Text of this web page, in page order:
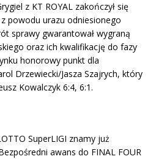
z KT ROYAL zakończył się
powodu urazu odniesionego
sprawy gwarantował wygraną
oraz ich kwalifikację do fazy
honorowy punkt dla
Drzewiecki/Jasza Szajrych, który
Kowalczyk 6:4, 6:1.
SuperLIGI znamy już
awans do FINAL FOUR